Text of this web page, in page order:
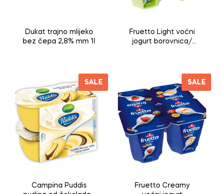
Dukat trajno mlijeko
bez čepa 2,8% mm 1l
Fruetto Light voćni
jogurt borovnica/
SALE
Campina Puddis
SALE
Fruetto Creamy